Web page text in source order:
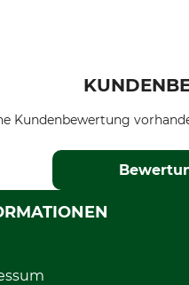
Kundenbewertung